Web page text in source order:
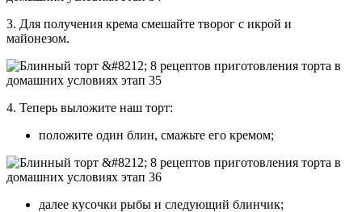
3. Для получения крема смешайте творог с икрой и
майонезом.
4. Теперь выложите наш торт:
положите один блин, смажьте его кремом;
далее кусочки рыбы и следующий блинчик;